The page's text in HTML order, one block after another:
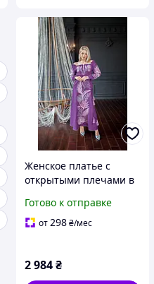
Женское платье с
открытыми плечами в
Длинные платья
вышиванки, Красивое
Готово к отправке
от298₴/мес
2 984₴